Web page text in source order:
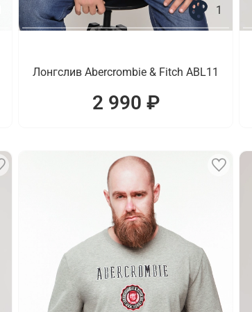
1
Лонгслив Abercrombie & Fitch ABL11
2 990 ₽